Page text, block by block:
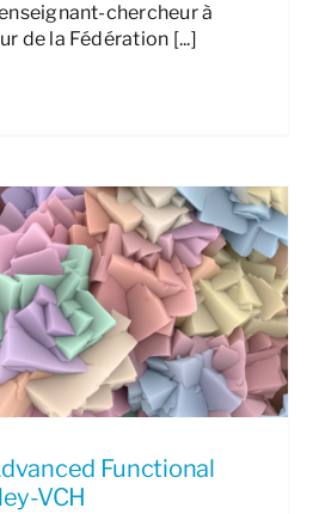
chercheur à
de la Fédération [...]
Functional
VCH